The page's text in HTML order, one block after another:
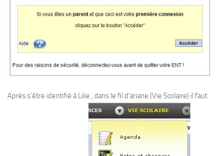
Après s’être identifié à Lilie , dans le fil d’ariane (Vie Scolaire) il faut